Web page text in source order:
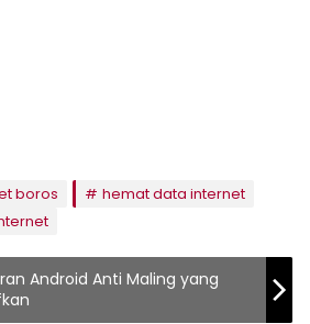
boros
hemat data internet
Android Anti Maling yang